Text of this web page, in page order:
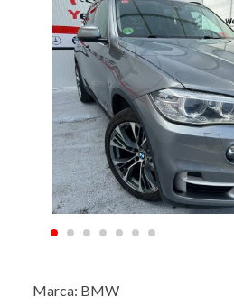
Marca: BMW